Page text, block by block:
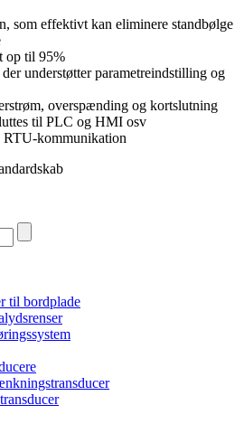
som effektivt kan eliminere standbølge
op til 95%
understøtter parametreindstilling og
overspænding og kortslutning
til PLC og HMI osv
kommunikation
til bordplade